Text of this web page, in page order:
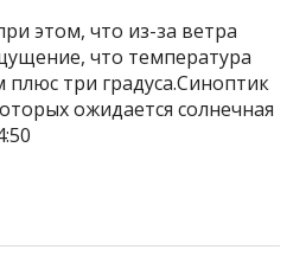
этом, что из-за ветра
что температура
три градуса.Синоптик
ожидается солнечная